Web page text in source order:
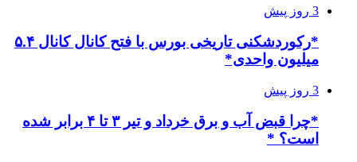
3 روز پیش
*رکوردشکنی تاریخی بورس با فتح کانال کانال ۵.۴
میلیون واحدی*
3 روز پیش
*چرا قبض آب و برق خرداد و تیر ۳ تا ۴ برابر شده
است؟ *